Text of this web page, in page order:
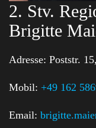
2. Stv.
Brigitte
Adresse: Poststr. 15,
Mobil: +49 162
Email: